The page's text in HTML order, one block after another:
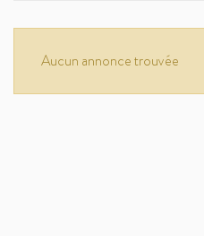
Aucun annonce trouvée